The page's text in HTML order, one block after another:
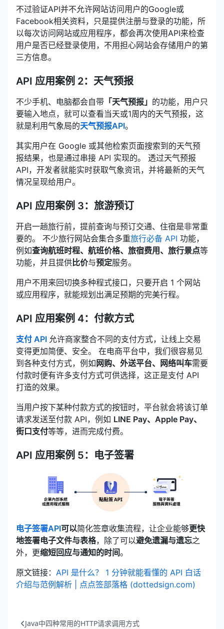
不过验证API并不允许网站访问用户的Google或
Facebook相关资料，只是提供注册与登录的功能，所
以每次访问网站或应用程序，都会再次使用API来检查
用户是否已经登录使用，不用担心网站会存储用户的第
三方信息。
API 应用案例 2：天气预报
不少手机、电脑都会自带 「天气预报」 的功能，用户只
要输入地点，就可以查看当天或1周内的天气预报，这
就是利用气象局的天气预报API。
其实用户在 Google 或其他检索页面搜索到的天气预
报结果，也是通过串接 API 实现的。 透过天气预报
API，开发者就能实时获取气象资讯，并将最新的天气
情况呈现给用户。
API 应用案例 3：旅游预订
开启一趟旅行前，提前查询与预订交通、住宿是非常重
要的。 不少旅行网站会集合多重旅行必备 API 功能，
例如查询航班时程、航班价格、旅宿费用、旅行景点等
功能，并且提供比价与预定服务。
用户不用来回切换多种程式接口，只要开启 1 个网站
或应用程序，就能规划出满足预期的完美行程。
API 应用案例 4：付款方式
支付 API 允许商家整合不同的支付方式，让线上交易
变得更加简便、安全。 在电商平台中，我们很容易见
到各种支付方式，例如 网购、外送平台、网络叫车需要
付款时便有许多支付方式可供选择，这正是支付 API
打造的效果。
当用户按下某种付款方式的按钮时，平台就会将该订单
请求发送至付款 API，例如 LINE Pay、Apple Pay、
街口支付等等，进而完成付费。
API 应用案例 5：电子签署
电子签署API可以简化签章收集流程，让企业能够更快
地签署电子文件与表格，除了可以避免遗漏与遗忘之
外，更缩短回应与通知的时间。
原文链接： API 是什么？ 1 分钟就能看懂的 API 白话
介绍与范例解析 | 点点签部落格 (dottedsign.com)
Java中四种常用的HTTP请求调用方式